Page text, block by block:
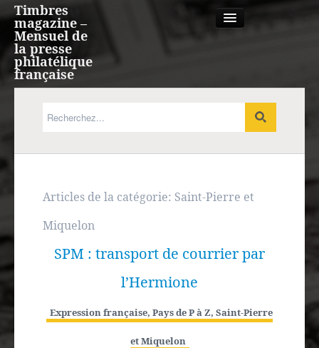
Timbres
magazine –
Mensuel de
la presse
philatélique
française
Expression française
Europe
Outre-mer
Autres spécialités
Articles de la catégorie: Saint-Pierre et
Miquelon
SPM : transport de courrier par
l’Hermione
Expression française, Pays de P à Z, Saint-Pierre
et Miquelon